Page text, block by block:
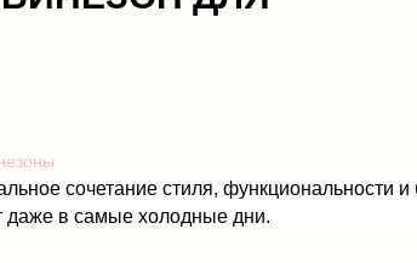
сочетание стиля, функциональности и
даже в самые холодные дни.